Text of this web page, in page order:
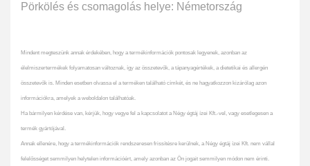
Pörkölés és csomagolás helye: Németország
Mindent megteszünk annak érdekében, hogy a termékinformációk pontosak legyenek, azonban az
élelmiszertermékek folyamatosan változnak, így az összetevők, a tápanyagértékek, a dietetikai és allergén
összetevők is. Minden esetben olvassa el a terméken található címkét, és ne hagyatkozzon kizárólag azon
információkra, amelyek a weboldalon találhatóak.
Ha bármilyen kérdése van, kérjük, hogy vegye fel a kapcsolatot a Négy égtáj ízei Kft.-vel, vagy esetlegesen a
termék gyártójával.
Annak ellenére, hogy a termékinformációk rendszeresen frissítésre kerülnek, a Négy égtáj ízei Kft. nem vállal
felelősséget semmilyen helytelen információért, amely azonban az Ön jogait semmilyen módon nem érinti.